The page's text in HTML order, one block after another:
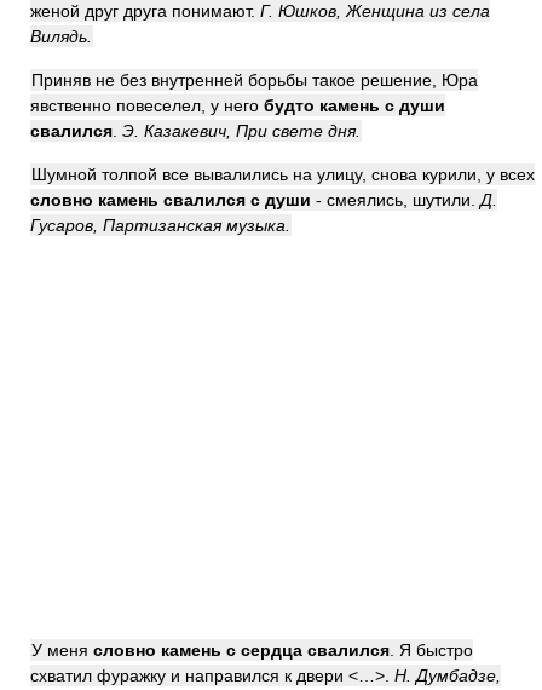
женой друг друга понимают. Г. Юшков, Женщина из села
Вилядь.
Приняв не без внутренней борьбы такое решение, Юра
явственно повеселел, у него будто камень с души
свалился Э. Казакевич, При свете дня.
Шумной толпой все вывалились на улицу, снова курили, у всех
словно камень свалился с души - смеялись, шутили. Д.
Гусаров, Партизанская музыка.
У меня словно камень с сердца свалился . Я быстро
схватил фуражку и направился к двери <…>. Н. Думбадзе,